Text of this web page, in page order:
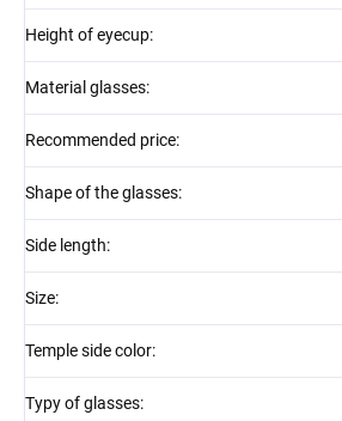
Height of eyecup:
Material glasses:
Recommended price:
Shape of the glasses:
Side length:
Size:
Temple side color:
Typy of glasses: